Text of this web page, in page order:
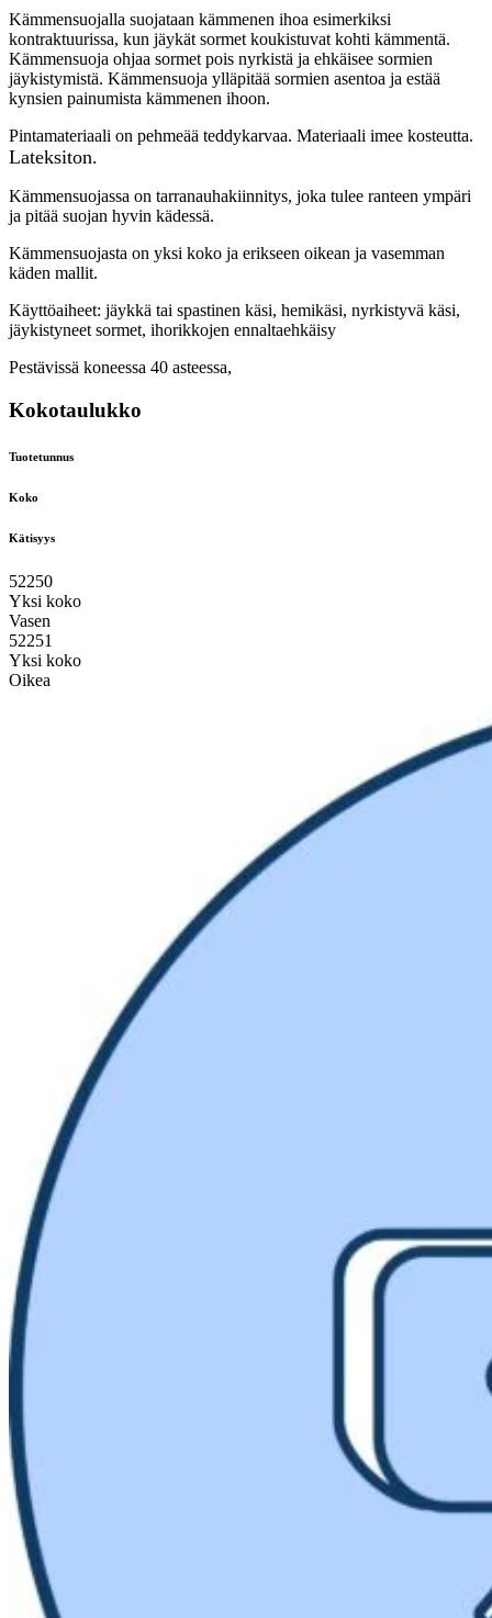
Kämmensuojalla suojataan kämmenen ihoa esimerkiksi
kontraktuurissa, kun jäykät sormet koukistuvat kohti kämmentä.
Kämmensuoja ohjaa sormet pois nyrkistä ja ehkäisee sormien
jäykistymistä. Kämmensuoja ylläpitää sormien asentoa ja estää
kynsien painumista kämmenen ihoon.
Pintamateriaali on pehmeää teddykarvaa. Materiaali imee kosteutta.
Lateksiton.
Kämmensuojassa on tarranauhakiinnitys, joka tulee ranteen ympäri
ja pitää suojan hyvin kädessä.
Kämmensuojasta on yksi koko ja erikseen oikean ja vasemman
käden mallit.
Käyttöaiheet: jäykkä tai spastinen käsi, hemikäsi, nyrkistyvä käsi,
jäykistyneet sormet, ihorikkojen ennaltaehkäisy
Pestävissä koneessa 40 asteessa,
Kokotaulukko
Tuotetunnus
Koko
Kätisyys
52250
Yksi koko
Vasen
52251
Yksi koko
Oikea